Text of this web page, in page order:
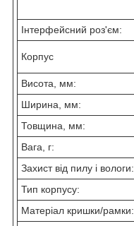
Інтерфейсний роз'єм:
Корпус
Висота, мм:
Ширина, мм:
Товщина, мм:
Вага, г:
Захист від пилу і вологи:
Тип корпусу:
Матеріал кришки/рамки: